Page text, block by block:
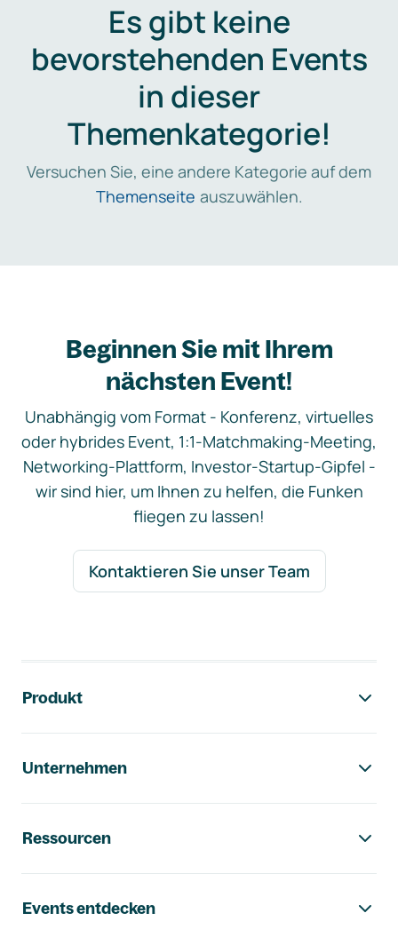
Es gibt keine
bevorstehenden Events
in dieser
Themenkategorie!
Versuchen Sie, eine andere Kategorie auf dem
Themenseite auszuwählen.
Beginnen Sie mit Ihrem
nächsten Event!
Unabhängig vom Format - Konferenz, virtuelles
oder hybrides Event, 1:1-Matchmaking-Meeting,
Networking-Plattform, Investor-Startup-Gipfel -
wir sind hier, um Ihnen zu helfen, die Funken
fliegen zu lassen!
Kontaktieren Sie unser Team
Produkt
Unternehmen
Ressourcen
Events entdecken